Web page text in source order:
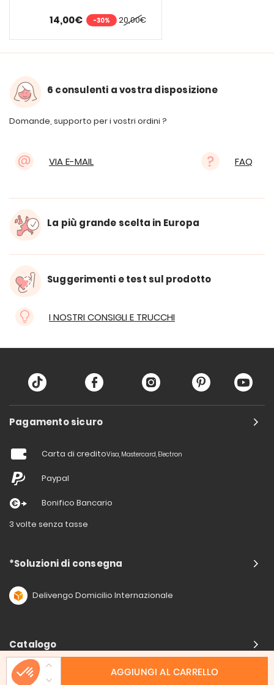
AGGIUNGI AL CARRELLO
20,00€
14,00€ -30%
6 consulenti a vostra disposizione
Domande, supporto per i vostri ordini ?
VIA E-MAIL FAQ
La più grande scelta in Europa
Suggerimenti e test sul prodotto
I NOSTRI CONSIGLI E TRUCCHI
Pagamento sicuro
Carta di creditoVisa, Mastercard, Electron
Paypal
Bonifico Bancario
3 volte senza tasse
*Soluzioni di consegna
Delivengo Domicilio Internazionale
Catalogo